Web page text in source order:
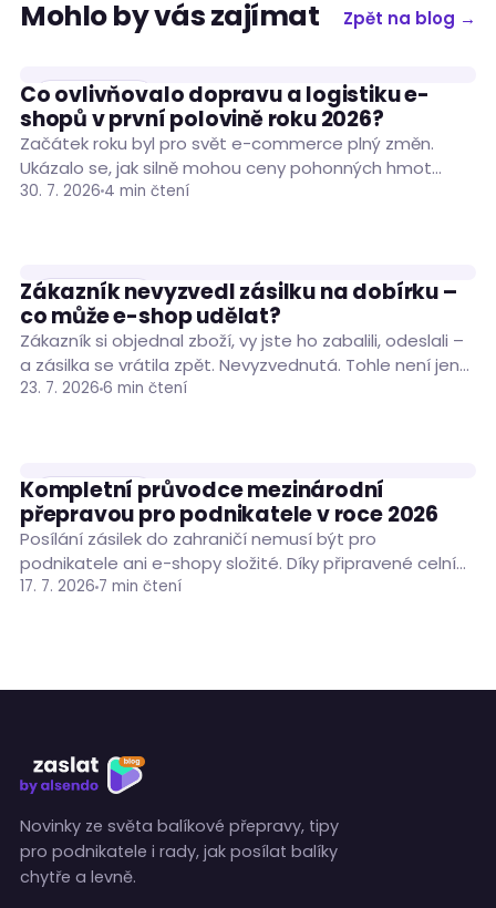
Mohlo by vás zajímat Zpět na blog →
PODNIKÁNÍ
Co ovlivňovalo dopravu a logistiku e-
shopů v první polovině roku 2026?
Začátek roku byl pro svět e-commerce plný změn.
Ukázalo se, jak silně mohou ceny pohonných hmot
ovlivnit náklady na dopravu zásilek. Situaci…
30. 7. 2026 4 min čtení
PODNIKÁNÍ
Zákazník nevyzvedl zásilku na dobírku –
co může e-shop udělat?
Zákazník si objednal zboží, vy jste ho zabalili, odeslali –
a zásilka se vrátila zpět. Nevyzvednutá. Tohle není jen
nepříjemná situace, je…
23. 7. 2026 6 min čtení
PODNIKÁNÍ
Kompletní průvodce mezinárodní
přepravou pro podnikatele v roce 2026
Posílání zásilek do zahraničí nemusí být pro
podnikatele ani e-shopy složité. Díky připravené celní
dokumentaci, vhodně zvolenému dopravci a nástroji
17. 7. 2026 7 min čtení
Novinky ze světa balíkové přepravy, tipy
pro podnikatele i rady, jak posílat balíky
chytře a levně.